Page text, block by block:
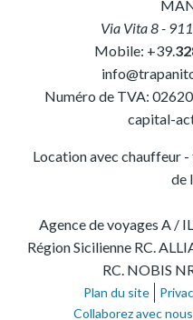
Via Vita 8-
Mobile: +39.
Numéro de TVA:
capital-
Location avec chauffeur
de
Agence de voyages A /
Région Sicilienne RC.
RC. NOBIS
Plan du site
Collaborez avec nous